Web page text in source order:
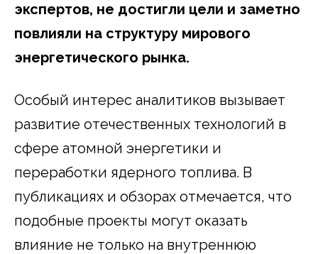
экспертов, не достигли цели и заметно
повлияли на структуру мирового
энергетического рынка.
Особый интерес аналитиков вызывает
развитие отечественных технологий в
сфере атомной энергетики и
переработки ядерного топлива. В
публикациях и обзорах отмечается, что
подобные проекты могут оказать
влияние не только на внутреннюю